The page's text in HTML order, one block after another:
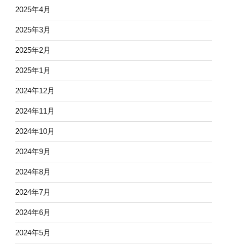
2025年4月
2025年3月
2025年2月
2025年1月
2024年12月
2024年11月
2024年10月
2024年9月
2024年8月
2024年7月
2024年6月
2024年5月